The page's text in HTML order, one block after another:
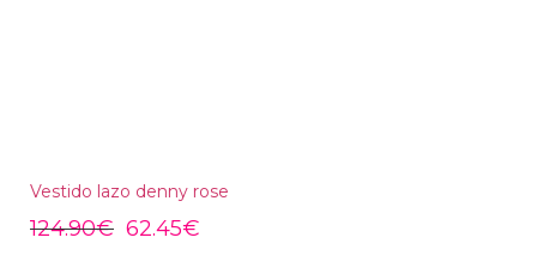
Vestido lazo denny rose
124.90€ 62.45€